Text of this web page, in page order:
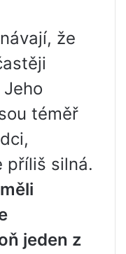
že
téměř
příliš silná.
jeden z